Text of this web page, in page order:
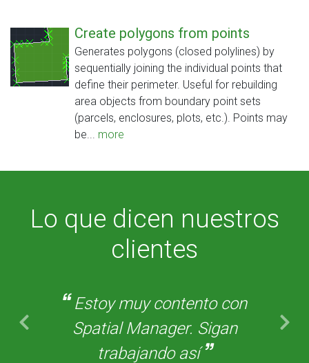
Create polygons from points
Generates polygons (closed polylines) by
sequentially joining the individual points that
define their perimeter. Useful for rebuilding
area objects from boundary point sets
(parcels, enclosures, plots, etc.). Points may
be... more
Lo que dicen nuestros
clientes
Estoy muy contento con
Spatial Manager. Sigan
trabajando así